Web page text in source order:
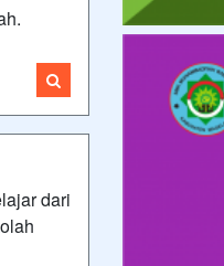
dari